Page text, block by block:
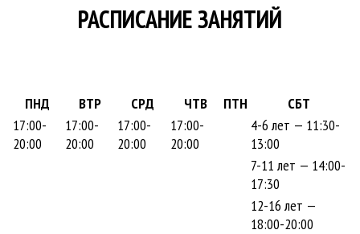
РАСПИСАНИЕ ЗАНЯТИЙ
ПНД ВТР СРД ЧТВ ПТН
СБТ
17:00-
20:00
17:00-
20:00
17:00-
20:00
17:00-
20:00
4-6 лет — 11:30-
13:00
7-11 лет — 14:00-
17:30
12-16 лет —
18:00-20:00